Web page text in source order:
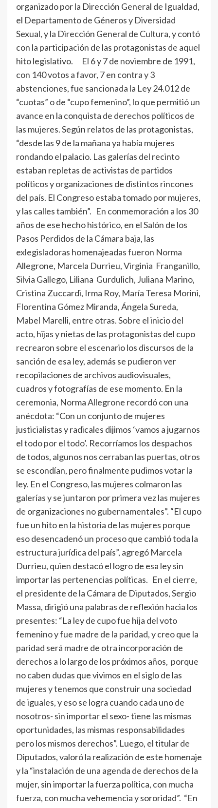
organizado por la Dirección General de Igualdad,
el Departamento de Géneros y Diversidad
Sexual, y la Dirección General de Cultura, y contó
con la participación de las protagonistas de aquel
hito legislativo. El 6 y 7 de noviembre de 1991,
con 140 votos a favor, 7 en contra y 3
abstenciones, fue sancionada la Ley 24.012 de
“cuotas” o de “cupo femenino”, lo que permitió un
avance en la conquista de derechos políticos de
las mujeres. Según relatos de las protagonistas,
“desde las 9 de la mañana ya había mujeres
rondando el palacio. Las galerías del recinto
estaban repletas de activistas de partidos
políticos y organizaciones de distintos rincones
del país. El Congreso estaba tomado por mujeres,
y las calles también”. En conmemoración a los 30
años de ese hecho histórico, en el Salón de los
Pasos Perdidos de la Cámara baja, las
exlegisladoras homenajeadas fueron Norma
Allegrone, Marcela Durrieu, Virginia Franganillo,
Silvia Gallego, Liliana Gurdulich, Juliana Marino,
Cristina Zuccardi, Irma Roy, María Teresa Morini,
Florentina Gómez Miranda, Ángela Sureda,
Mabel Marelli, entre otras. Sobre el inicio del
acto, hijas y nietas de las protagonistas del cupo
recrearon sobre el escenario los discursos de la
sanción de esa ley, además se pudieron ver
recopilaciones de archivos audiovisuales,
cuadros y fotografías de ese momento. En la
ceremonia, Norma Allegrone recordó con una
anécdota: “Con un conjunto de mujeres
justicialistas y radicales dijimos ‘vamos a jugarnos
el todo por el todo’. Recorríamos los despachos
de todos, algunos nos cerraban las puertas, otros
se escondían, pero finalmente pudimos votar la
ley. En el Congreso, las mujeres colmaron las
galerías y se juntaron por primera vez las mujeres
de organizaciones no gubernamentales”. “El cupo
fue un hito en la historia de las mujeres porque
eso desencadenó un proceso que cambió toda la
estructura jurídica del país”, agregó Marcela
Durrieu, quien destacó el logro de esa ley sin
importar las pertenencias políticas. En el cierre,
el presidente de la Cámara de Diputados, Sergio
Massa, dirigió una palabras de reflexión hacia los
presentes: “La ley de cupo fue hija del voto
femenino y fue madre de la paridad, y creo que la
paridad será madre de otra incorporación de
derechos a lo largo de los próximos años, porque
no caben dudas que vivimos en el siglo de las
mujeres y tenemos que construir una sociedad
de iguales, y eso se logra cuando cada uno de
nosotros- sin importar el sexo- tiene las mismas
oportunidades, las mismas responsabilidades
pero los mismos derechos”. Luego, el titular de
Diputados, valoró la realización de este homenaje
y la “instalación de una agenda de derechos de la
mujer, sin importar la fuerza política, con mucha
fuerza, con mucha vehemencia y sororidad”. “En